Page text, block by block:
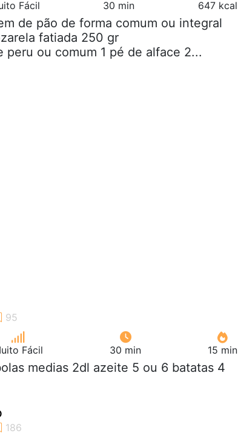
Fácil 30 min 647 kcal
de pão de forma comum ou integral
fatiada 250 gr
peru ou comum 1 pé de alface 2...
Fácil 30 min 15 min
medias 2dl azeite 5 ou 6 batatas 4